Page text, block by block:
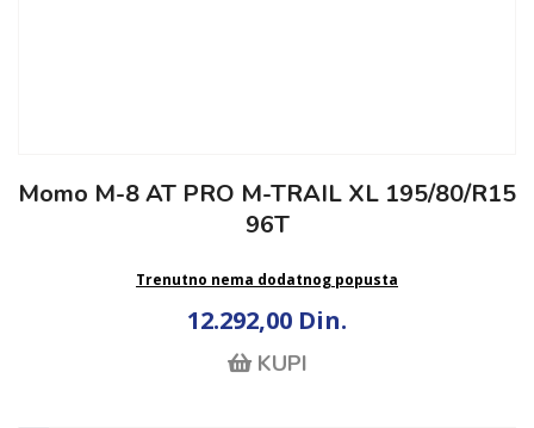
Momo M-8 AT PRO M-TRAIL XL 195/80/R15
96T
Trenutno nema dodatnog popusta
12.292,00 Din.
KUPI